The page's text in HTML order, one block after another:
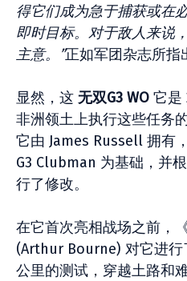
得它们成为急于捕获或在
即时目标。对于敌人来说
主意。”正如军团杂志所指
显然，这 无双G3 WO 它是
非洲领土上执行这些任务
它由 James Russell 拥有
G3 Clubman 为基础，并
行了修改。
在它首次亮相战场之前，
(Arthur Bourne) 对它进行
公里的测试，穿越土路和